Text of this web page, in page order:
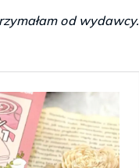
od wydawcy.